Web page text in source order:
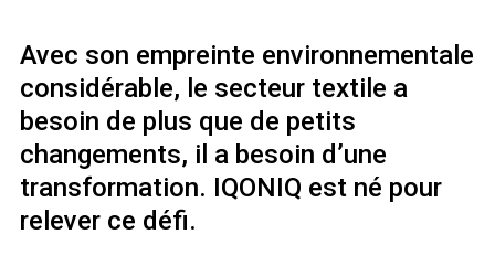
Avec son empreinte environnementale
considérable, le secteur textile a
besoin de plus que de petits
changements, il a besoin d’une
transformation. IQONIQ est né pour
relever ce défi.